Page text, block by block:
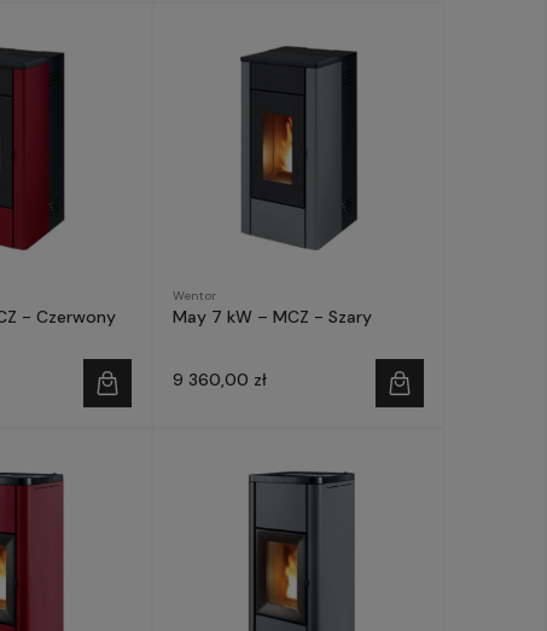
- Czerwony
Wentor
May 7 kW – MCZ - Szary
9 360,00 zł